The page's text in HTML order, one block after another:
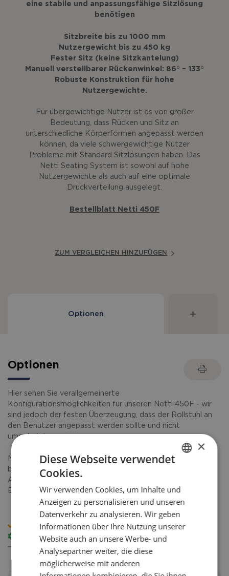
eine stabile und anpassungsfähige Sitzlösung
benötigen
Sitzbreite bis zu 1000 mm
Nutzergewicht bis zu 450 kg
Fester Sitz (keine Sitzkantelung)
Manuell verstellbarer Rückenwinkel: 86° – 133°
Robuste Konstruktion für hohe
Nutzergewichte.
Für übergewichtige Nutzer ist es von großer
Bedeutung, dass Rücken und Sitz an
unterschiedliche Körperformen angepasst werden
können, da viele schwergewichtige Nutzer
Probleme mit Standard Sitzlösungen haben. Das
Netti Seating System ist sowohl auf hohe
Nutzergewichte als auch auf eine optimale
Druckverteilung ausgelegt.
Bestellblatt Netti 450F
ZUM VERGLEICHEN HINZUFÜGEN
Optionen
Optionen
Hier sehen Sie verallgemeinerte
Konfigurationsmöglichkeiten für unseren Netti 450F - wir
sind jedoch der festen Überzeugung, dass der Rollstuhl an
den Benutzer angepasst werden sollte und nicht
umgekehrt.
Netti 450F ist eine kundenspezifische Spezialanpassung -
bitte verwenden Sie unser Bestellblatt, um ein individuelles
Angebot zu erhalten, das genau den spezifischen
Bedürfnissen Ihres Benutzers entspricht.
= Standard Konfiguration
= Option
= Nicht möglich
DANISH
GERMAN
NORWEGIAN
×
Diese Webseite verwendet
Cookies.
Wir verwenden Cookies, um Inhalte und
Anzeigen zu personalisieren und unseren
Datenverkehr zu analysieren. Wir geben
Informationen über Ihre Nutzung unserer
Website auch an unsere Werbe- und
Analysepartner weiter, die diese
möglicherweise mit anderen